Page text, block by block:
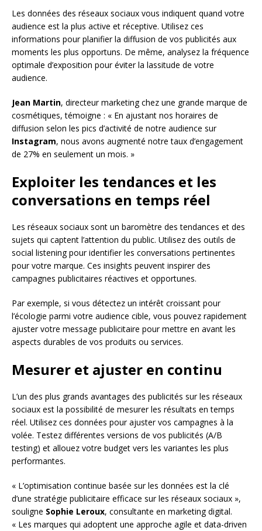
Les données des réseaux sociaux vous indiquent quand votre
audience est la plus active et réceptive. Utilisez ces
informations pour planifier la diffusion de vos publicités aux
moments les plus opportuns. De même, analysez la fréquence
optimale d’exposition pour éviter la lassitude de votre
audience.
Jean Martin, directeur marketing chez une grande marque de
cosmétiques, témoigne : « En ajustant nos horaires de
diffusion selon les pics d’activité de notre audience sur
Instagram, nous avons augmenté notre taux d’engagement
de 27% en seulement un mois. »
Exploiter les tendances et les
conversations en temps réel
Les réseaux sociaux sont un baromètre des tendances et des
sujets qui captent l’attention du public. Utilisez des outils de
social listening pour identifier les conversations pertinentes
pour votre marque. Ces insights peuvent inspirer des
campagnes publicitaires réactives et opportunes.
Par exemple, si vous détectez un intérêt croissant pour
l’écologie parmi votre audience cible, vous pouvez rapidement
ajuster votre message publicitaire pour mettre en avant les
aspects durables de vos produits ou services.
Mesurer et ajuster en continu
L’un des plus grands avantages des publicités sur les réseaux
sociaux est la possibilité de mesurer les résultats en temps
réel. Utilisez ces données pour ajuster vos campagnes à la
volée. Testez différentes versions de vos publicités (A/B
testing) et allouez votre budget vers les variantes les plus
performantes.
« L’optimisation continue basée sur les données est la clé
d’une stratégie publicitaire efficace sur les réseaux sociaux »,
souligne Sophie Leroux, consultante en marketing digital.
« Les marques qui adoptent une approche agile et data-driven